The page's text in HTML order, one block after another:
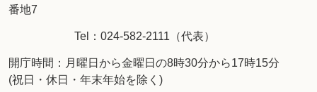
番地7
Tel：024-582-2111（代表）
開庁時間：月曜日から金曜日の8時30分から17時15分
(祝日・休日・年末年始を除く)